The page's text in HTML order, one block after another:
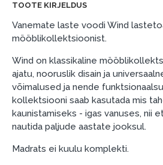
Näide: Toote hind 300 €,
esimene sissemakse: 0 €,
kogu ülemakse: 0 €.
Liisingut ja järelmaksu saate
meie salongi Dārzciema tänaval 91,
Dokumendi nõuded:
ESTO LV AS (Dokumentide
vajalik Smart-ID, eParaksts
mobile, ESTO konto või
TOOTE KIRJELDUS
Vanemate laste voodi Wind
mööblikollektsioonist.
Wind on klassikaline
ajatu, nooruslik disain ja
võimalused ja nende
kollektsiooni saab kasutada mis
kaunistamiseks - igas vanuses, nii
nautida paljude aastate jooksul.
Madrats ei kuulu komplekti.